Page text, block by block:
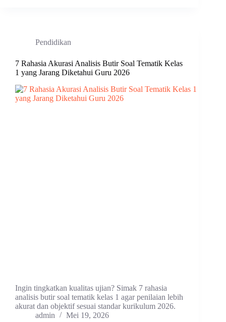
Pendidikan
7 Rahasia Akurasi Analisis Butir Soal Tematik Kelas
1 yang Jarang Diketahui Guru 2026
Ingin tingkatkan kualitas ujian? Simak 7 rahasia
analisis butir soal tematik kelas 1 agar penilaian lebih
akurat dan objektif sesuai standar kurikulum 2026.
admin
Mei 19, 2026